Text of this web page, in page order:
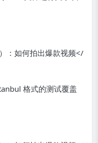
格式的测试覆盖